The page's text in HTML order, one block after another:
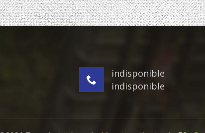
indisponible
indisponible